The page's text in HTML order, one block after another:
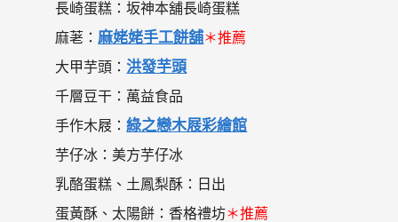
長崎蛋糕：坂神本舖長崎蛋糕
麻荖： 麻姥姥手工餅舖＊推薦
大甲芋頭：洪發芋頭
千層豆干：萬益食品
手作木屐：綠之戀木屐彩繪館
芋仔冰：美方芋仔冰
乳酪蛋糕、土鳳梨酥：日出
蛋黃酥、太陽餅：香格禮坊＊推薦